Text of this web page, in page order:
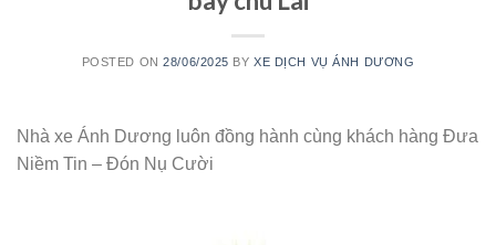
POSTED ON28/06/2025 BYXE DỊCH VỤ ÁNH DƯƠNG
Nhà xe Ánh Dương luôn đồng hành cùng khách hàng Đưa
Niềm Tin – Đón Nụ Cười